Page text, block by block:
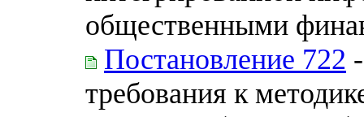
общественными
Постановление 722
требования к